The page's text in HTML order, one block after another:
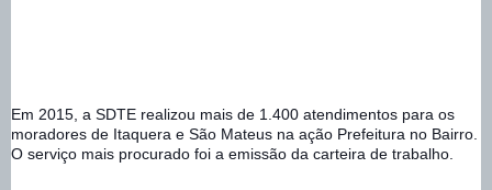
Em 2015, a SDTE realizou mais de 1.400 atendimentos para os
moradores de Itaquera e São Mateus na ação Prefeitura no Bairro.
O serviço mais procurado foi a emissão da carteira de trabalho.